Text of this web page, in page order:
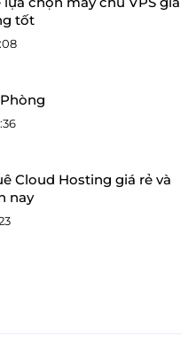
tốt
Cloud Hosting giá rẻ và
nay